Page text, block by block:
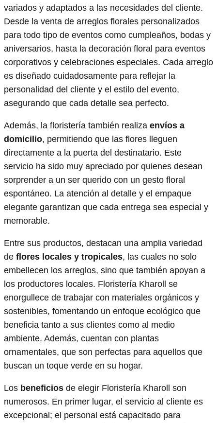
variados y adaptados a las necesidades del cliente.
Desde la venta de arreglos florales personalizados
para todo tipo de eventos como cumpleaños, bodas y
aniversarios, hasta la decoración floral para eventos
corporativos y celebraciones especiales. Cada arreglo
es diseñado cuidadosamente para reflejar la
personalidad del cliente y el estilo del evento,
asegurando que cada detalle sea perfecto.
Además, la floristería también realiza envíos a
domicilio, permitiendo que las flores lleguen
directamente a la puerta del destinatario. Este
servicio ha sido muy apreciado por quienes desean
sorprender a un ser querido con un gesto floral
espontáneo. La atención al detalle y el empaque
elegante garantizan que cada entrega sea especial y
memorable.
Entre sus productos, destacan una amplia variedad
de flores locales y tropicales, las cuales no solo
embellecen los arreglos, sino que también apoyan a
los productores locales. Floristería Kharoll se
enorgullece de trabajar con materiales orgánicos y
sostenibles, fomentando un enfoque ecológico que
beneficia tanto a sus clientes como al medio
ambiente. Además, cuentan con plantas
ornamentales, que son perfectas para aquellos que
buscan un toque verde en su hogar.
Los beneficios de elegir Floristería Kharoll son
numerosos. En primer lugar, el servicio al cliente es
excepcional; el personal está capacitado para